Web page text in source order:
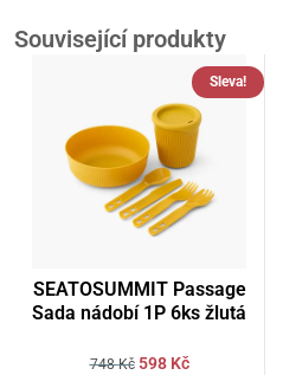
Související produkty
Sleva!
SEATOSUMMIT Passage
Sada nádobí 1P 6ks žlutá
748Kč 598 Kč